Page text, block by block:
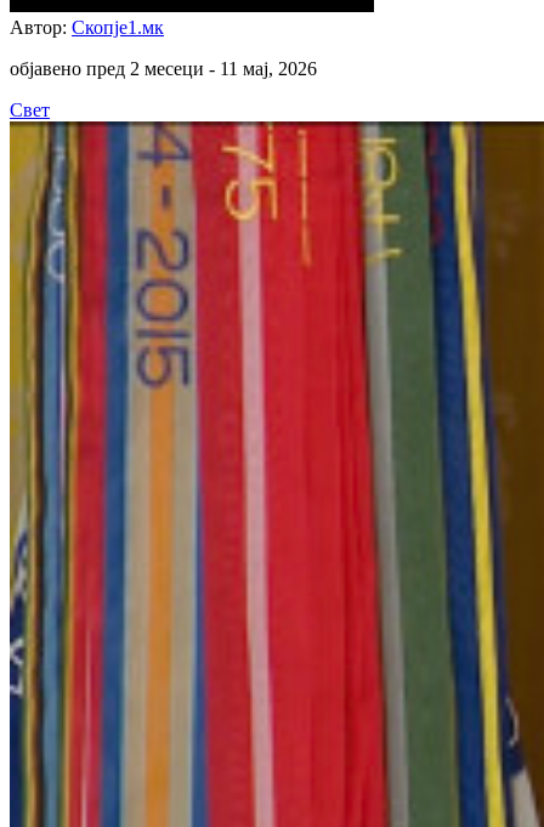
Автор: Скопје1.мк
објавено пред 2 месеци - 11 мај, 2026
Свет